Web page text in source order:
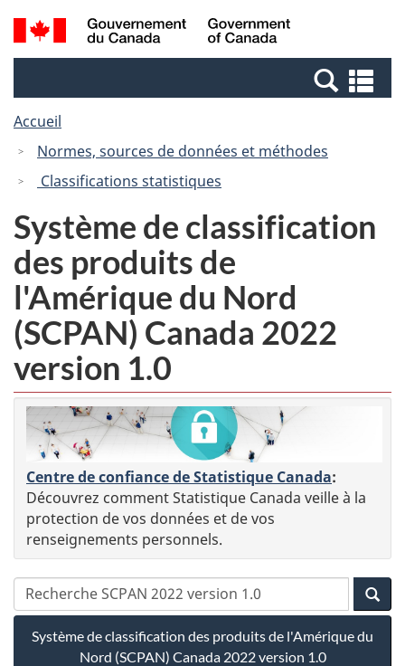
Passer
au
Passer
à
Canada
Recherche
et
et
Accueil
Normes, sources de données et méthodes
Classifications statistiques
Système de classification
des produits de
l'Amérique du Nord
(SCPAN) Canada 2022
version 1.0
Centre de confiance de Statistique Canada:
Découvrez comment Statistique Canada veille à la
protection de vos données et de vos
renseignements personnels.
Système de classification des produits de l'Amérique du
Nord (SCPAN) Canada 2022 version 1.0